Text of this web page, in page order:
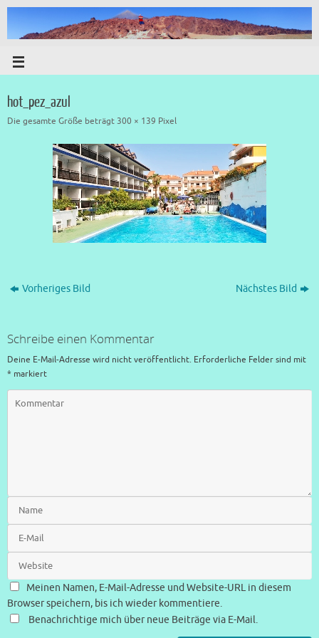
hot_pez_azul
Die gesamte Größe beträgt300 × 139 Pixel
Vorheriges Bild Nächstes Bild
Schreibe einen Kommentar
Deine E-Mail-Adresse wird nicht veröffentlicht. Erforderliche Felder sind mit
* markiert
Meinen Namen, E-Mail-Adresse und Website-URL in diesem
Browser speichern, bis ich wieder kommentiere.
Benachrichtige mich über neue Beiträge via E-Mail.